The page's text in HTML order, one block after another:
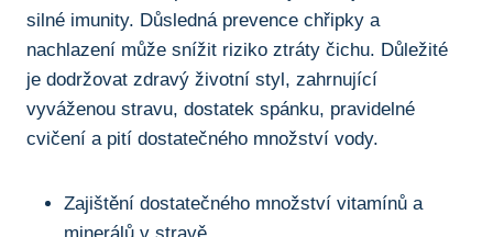
silné ⁢imunity. Důsledná prevence chřipky a
⁢nachlazení může snížit⁣ riziko ztráty čichu. ‍Důležité‌
je dodržovat zdravý⁢ životní styl, zahrnující
‍vyváženou stravu, dostatek spánku, pravidelné‍
cvičení a pití dostatečného množství vody.
Zajištění dostatečného množství vitamínů a